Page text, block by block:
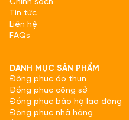
Chính sách
Tin tức
Liên hệ
FAQs
DANH MỤC SẢN PHẨM
Đồng phục áo thun
Đồng phục công sở
Đồng phục bảo hộ lao động
Đồng phục nhà hàng